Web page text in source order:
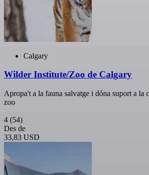
Calgary
Wilder Institute/Zoo de Calgary
Apropa't a la fauna salvatge i dóna suport a la
zoo
4 (54)
Des de
33,83 USD